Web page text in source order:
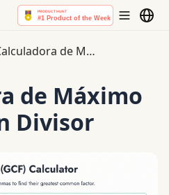
Calculadora de Máximo Común Divisor
de Máximo
Divisor